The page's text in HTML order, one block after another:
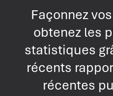
Façonnez
obtenez les
statistiques
récents
récentes